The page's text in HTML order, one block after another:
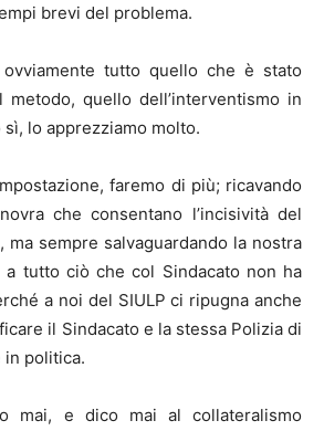
brevi del problema.
ovviamente tutto quello che è stato
quello dell’interventismo in
lo apprezziamo molto.
faremo di più; ricavando
che consentano l’incisività del
sempre salvaguardando la nostra
a tutto ciò che col Sindacato non ha
a noi del SIULP ci ripugna anche
il Sindacato e la stessa Polizia di
in politica.
mai, e dico mai al collateralismo